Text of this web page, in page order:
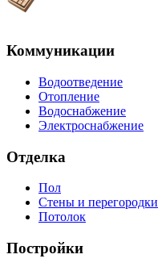
Коммуникации
Водоотведение
Отопление
Водоснабжение
Электроснабжение
Отделка
Пол
Стены и перегородки
Потолок
Постройки